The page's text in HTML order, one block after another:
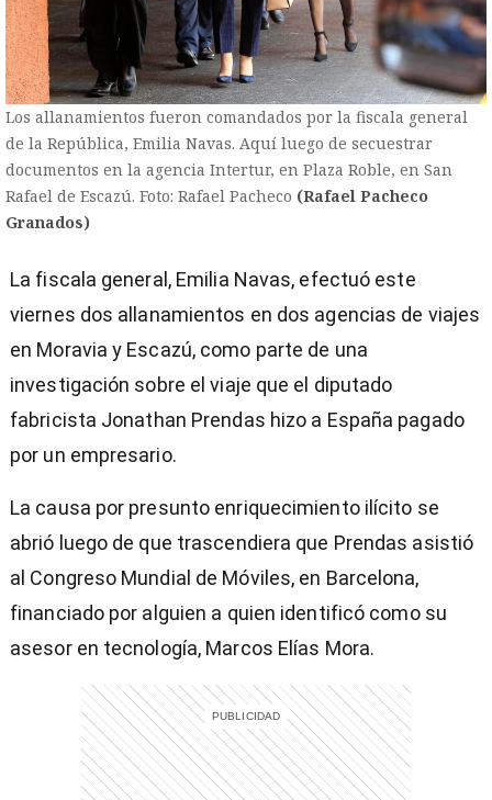
Los allanamientos fueron comandados por la fiscala general
de la República, Emilia Navas. Aquí luego de secuestrar
documentos en la agencia Intertur, en Plaza Roble, en San
Rafael de Escazú. Foto: Rafael Pacheco (Rafael Pacheco
Granados)
La fiscala general, Emilia Navas, efectuó este
viernes dos allanamientos en dos agencias de viajes
en Moravia y Escazú, como parte de una
investigación sobre el viaje que el diputado
fabricista Jonathan Prendas hizo a España pagado
por un empresario.
La causa por presunto enriquecimiento ilícito se
abrió luego de que trascendiera que Prendas asistió
al Congreso Mundial de Móviles, en Barcelona,
financiado por alguien a quien identificó como su
asesor en tecnología, Marcos Elías Mora.